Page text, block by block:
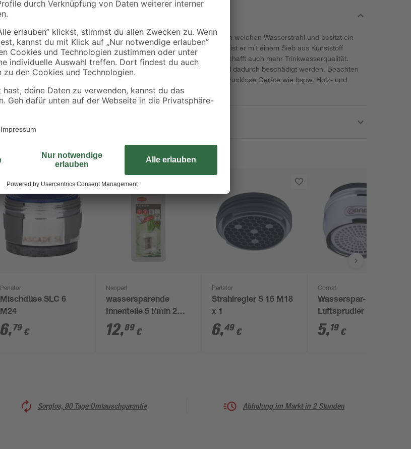
Der Strahlregler HC 17 "Full Flow" sorgt für einen weichen Wasserstrahl und besitzt ein
M16-Gewinde. Anders als herkömmliche Regler ist er mit einem Sieb aus Kunststoff
ausgestattet und daher kaum kalkanfällig. Das schafft auch mehr Trinkwasserqualität.
Gleichzeitig kann das Sieb nicht eingedrückt und dadurch beschädigt werden. Beachten
Sie jedoch, dass sich der Strahlregler nicht für drucklose Geräte wie bspw. Holz- und
Kohlebadöfen eignet.
Perlator
Mischdüse SLC 6
M24
6,79 €
Neoperl
wassersparende
Innenteile 5 l/min 2
Stk.
12,89 €
Perlator
Strahlregler S 16 M18
x 1
6,49 €
Cornat
Wasserspar-
Luftsprudler M24 x 1
selbstreinigend 7,5-9 l
5,19 €
Sorglos, 90 Tage Umtauschgarantie Abholung im Markt in 2 Stunden